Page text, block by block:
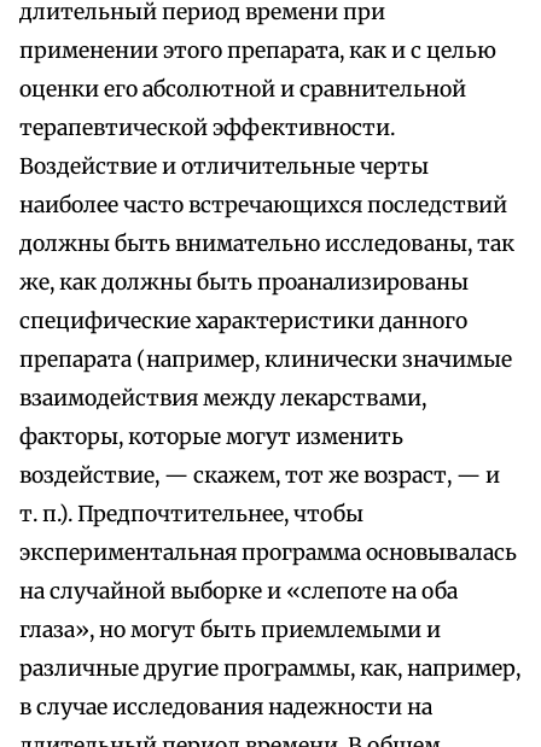
длительный период времени при
применении этого препарата, как и с целью
оценки его абсолютной и сравнительной
терапевтической эффективности.
Воздействие и отличительные черты
наиболее часто встречающихся последствий
должны быть внимательно исследованы, так
же, как должны быть проанализированы
специфические характеристики данного
препарата (например, клинически значимые
взаимодействия между лекарствами,
факторы, которые могут изменить
воздействие, — скажем, тот же возраст, — и
т. п.). Предпочтительнее, чтобы
экспериментальная программа основывалась
на случайной выборке и «слепоте на оба
глаза», но могут быть приемлемыми и
различные другие программы, как, например,
в случае исследования надежности на